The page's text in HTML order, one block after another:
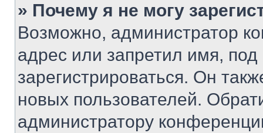
» Почему я не могу
Возможно, администратор
адрес или запретил имя,
зарегистрироваться. Он
новых пользователей.
администратору